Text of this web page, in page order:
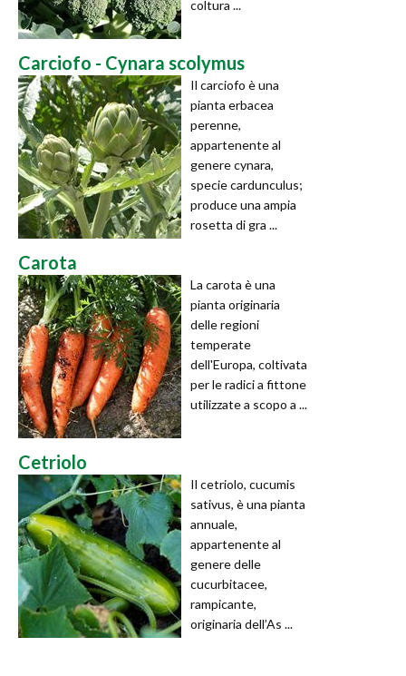
coltura ...
Carciofo - Cynara scolymus
Il carciofo è una
pianta erbacea
perenne,
appartenente al
genere cynara,
specie cardunculus;
produce una ampia
rosetta di gra ...
Carota
La carota è una
pianta originaria
delle regioni
temperate
dell'Europa, coltivata
per le radici a fittone
utilizzate a scopo a ...
Cetriolo
Il cetriolo, cucumis
sativus, è una pianta
annuale,
appartenente al
genere delle
cucurbitacee,
rampicante,
originaria dell’As ...